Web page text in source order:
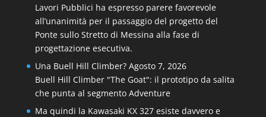
Lavori Pubblici ha espresso parere favorevole
all’unanimità per il passaggio del progetto del
Ponte sullo Stretto di Messina alla fase di
progettazione esecutiva.
Una Buell Hill Climber? Agosto 7, 2026
Buell Hill Climber "The Goat": il prototipo da salita
che punta al segmento Adventure
Ma quindi la Kawasaki KX 327 esiste davvero e